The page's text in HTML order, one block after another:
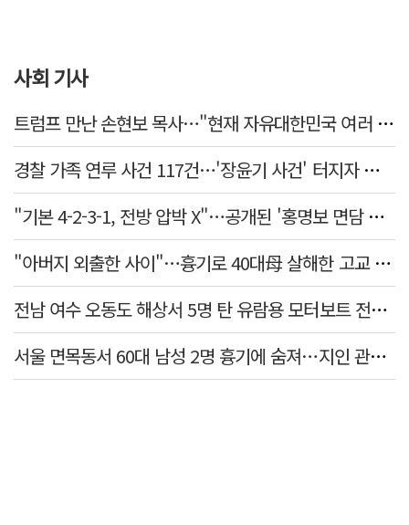
사회 기사
트럼프 만난 손현보 목사…"현재 자유대한민국 여러 면에서 어려움"
경찰 가족 연루 사건 117건…'장윤기 사건' 터지자 뒤늦게 전수조사
"기본 4-2-3-1, 전방 압박 X"…공개된 '홍명보 면담 수첩'
"아버지 외출한 사이"…흉기로 40대母 살해한 고교 자퇴생, 구속 기로에
전남 여수 오동도 해상서 5명 탄 유람용 모터보트 전복…2명 숨져
서울 면목동서 60대 남성 2명 흉기에 숨져…지인 관계로 추정